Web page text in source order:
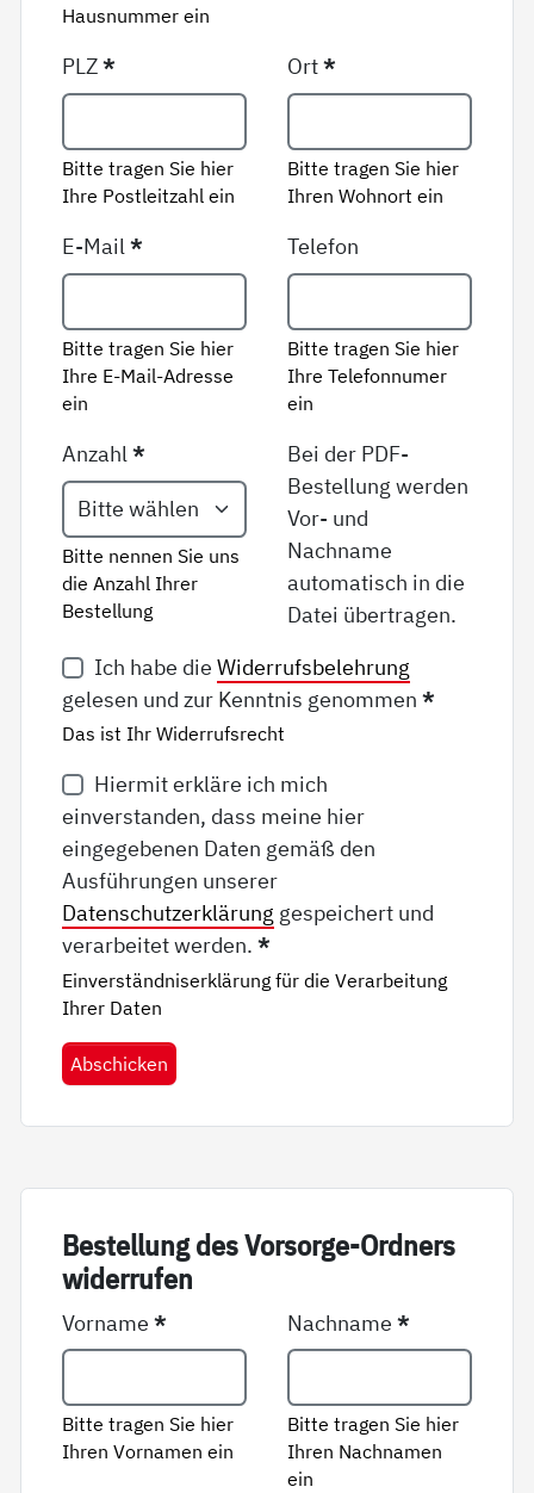
Hausnummer ein
PLZ*
Bitte tragen Sie hier
Ihre Postleitzahl ein
Ort*
Bitte tragen Sie hier
Ihren Wohnort ein
E-Mail*
Bitte tragen Sie hier
Ihre E-Mail-Adresse
ein
Telefon
Bitte tragen Sie hier
Ihre Telefonnumer
ein
Anzahl*
Bitte nennen Sie uns
die Anzahl Ihrer
Bestellung
Bei der PDF-
Bestellung werden
Vor- und
Nachname
automatisch in die
Datei übertragen.
Ich habe die Widerrufsbelehrung
gelesen und zur Kenntnis genommen*
Das ist Ihr Widerrufsrecht
Hiermit erkläre ich mich
einverstanden, dass meine hier
eingegebenen Daten gemäß den
Ausführungen unserer
Datenschutzerklärung gespeichert und
verarbeitet werden.*
Einverständniserklärung für die Verarbeitung
Ihrer Daten
Abschicken
Be­stel­lung des Vor­sor­ge-Ord­ners
wi­der­ru­fen
Vorname*
Bitte tragen Sie hier
Ihren Vornamen ein
Nachname*
Bitte tragen Sie hier
Ihren Nachnamen
ein